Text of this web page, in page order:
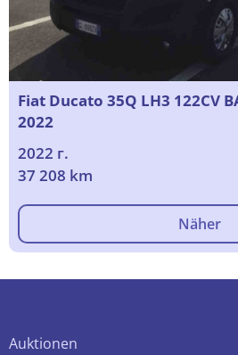
Fiat Ducato 35Q LH3 122CV
2022
2022 г.
37 208 km
Näher
Auktionen